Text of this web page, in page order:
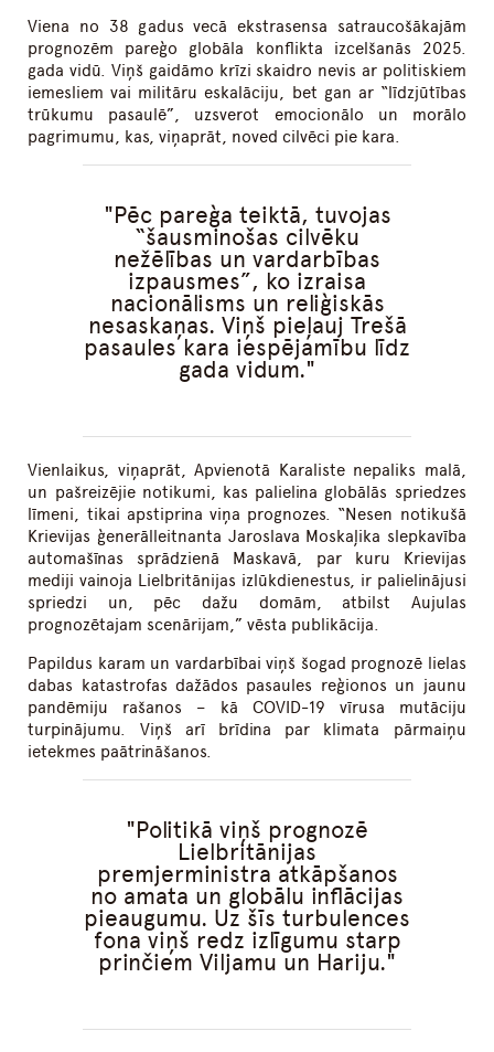
Viena no 38 gadus vecā ekstrasensa satraucošākajām
prognozēm pareģo globāla konflikta izcelšanās 2025.
gada vidū. Viņš gaidāmo krīzi skaidro nevis ar politiskiem
iemesliem vai militāru eskalāciju, bet gan ar “līdzjūtības
trūkumu pasaulē”, uzsverot emocionālo un morālo
pagrimumu, kas, viņaprāt, noved cilvēci pie kara.
Pēc pareģa teiktā, tuvojas
“šausminošas cilvēku
nežēlības un vardarbības
izpausmes”, ko izraisa
nacionālisms un reliģiskās
nesaskaņas. Viņš pieļauj Trešā
pasaules kara iespējamību līdz
gada vidum.
Vienlaikus, viņaprāt, Apvienotā Karaliste nepaliks malā,
un pašreizējie notikumi, kas palielina globālās spriedzes
līmeni, tikai apstiprina viņa prognozes. “Nesen notikušā
Krievijas ģenerālleitnanta Jaroslava Moskaļika slepkavība
automašīnas sprādzienā Maskavā, par kuru Krievijas
mediji vainoja Lielbritānijas izlūkdienestus, ir palielinājusi
spriedzi un, pēc dažu domām, atbilst Aujulas
prognozētajam scenārijam,” vēsta publikācija.
Papildus karam un vardarbībai viņš šogad prognozē lielas
dabas katastrofas dažādos pasaules reģionos un jaunu
pandēmiju rašanos – kā COVID-19 vīrusa mutāciju
turpinājumu. Viņš arī brīdina par klimata pārmaiņu
ietekmes paātrināšanos.
Politikā viņš prognozē
Lielbritānijas
premjerministra atkāpšanos
no amata un globālu inflācijas
pieaugumu. Uz šīs turbulences
fona viņš redz izlīgumu starp
prinčiem Viljamu un Hariju.